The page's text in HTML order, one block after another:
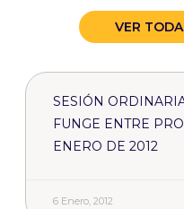
VER
SESIÓN
FUNGE ENTRE
ENERO DE 2012
6 Enero, 2012